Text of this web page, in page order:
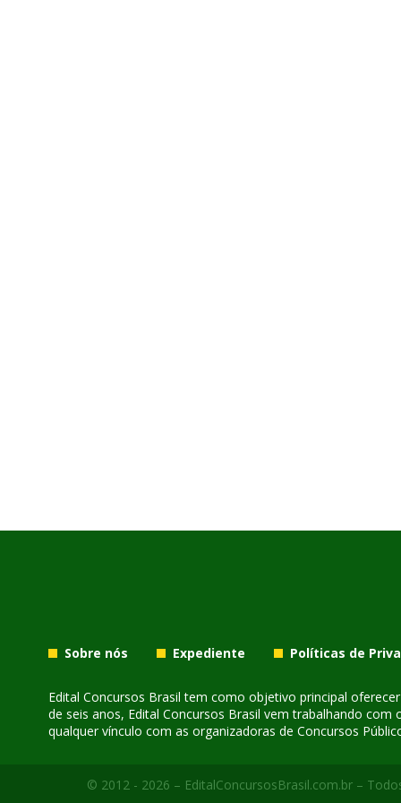
Sobre nós Expediente Políticas de
Edital Concursos Brasil tem como objetivo principal
de seis anos, Edital Concursos Brasil vem trabalhando
qualquer vínculo com as organizadoras de Concursos
© 2012 - 2026 – EditalConcursosBrasil.com.br –